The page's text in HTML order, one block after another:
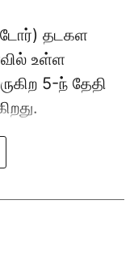
தடகள
உள்ள
5-ந் தேதி